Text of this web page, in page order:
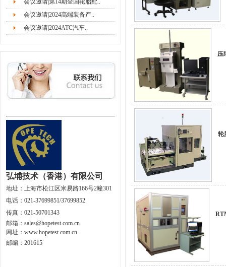
会议邀请|第14期全国轮胎配..
会议邀请|2024高端装备产..
会议邀请|2024ATC汽车..
弘埔技术（香港）有限公司
地址： 上海市松江区米易路166号2幢301
电话：021-37699851/37699852
传真：021-50701343
邮箱： sales@hopetest.com.cn
网址 ： www.hopetest.com.cn
邮编：201615
压
轮